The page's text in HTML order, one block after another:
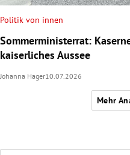
Politik von innen
Sommerministerrat:
kaiserliches Aussee
Johanna Hager10.07.2026
Mehr